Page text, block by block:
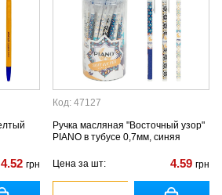
4.52 грн
Код: 47127
Ручка масляная "Восточный узор"
PIANO в тубусе 0,7мм, синяя
Цена за шт: 4.59 грн